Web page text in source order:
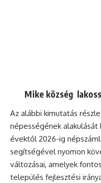
Mike község
Az alábbi kimutatás
népességének alakulását
évektől 2026-ig
segítségével nyomon
változásai, amelyek
település fejlesztési